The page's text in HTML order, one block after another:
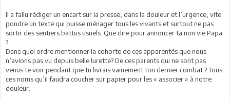
Il a fallu rédiger un encart sur la presse, dans la douleur et l’urgence, vite
pondre un texte qui puisse ménager tous les vivants et surtout ne pas
sortir des sentiers battus usuels. Que dire pour annoncer ta non vie Papa
?
Dans quel ordre mentionner la cohorte de ces apparentés que nous
n’avions pas vu depuis belle lurette? De ces parents qui ne sont pas
venus te voir pendant que tu livrais vainement ton dernier combat ? Tous
ces noms qu’il faudra coucher sur papier pour les « associer » à notre
douleur.